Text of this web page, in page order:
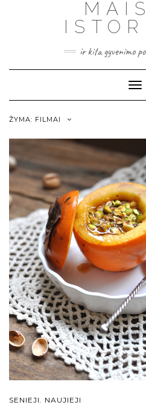
ir kita gyvenimo
ŽYMA: FILMAI
SENIEJI. NAUJIEJI